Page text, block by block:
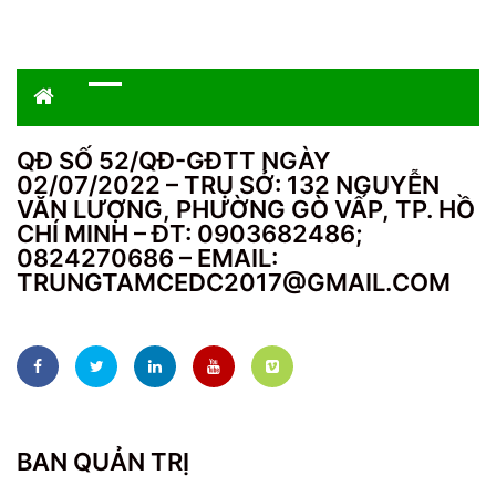
QĐ SỐ 52/QĐ-GĐTT NGÀY
02/07/2022 – TRỤ SỞ: 132 NGUYỄN
VĂN LƯỢNG, PHƯỜNG GÒ VẤP, TP. HỒ
CHÍ MINH – ĐT: 0903682486;
0824270686 – EMAIL:
TRUNGTAMCEDC2017@GMAIL.COM
BAN QUẢN TRỊ